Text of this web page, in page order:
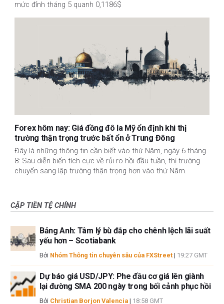
mức đỉnh tháng 5 quanh 0,1186$
Forex hôm nay: Giá đồng đô la Mỹ ổn định khi thị
trường thận trọng trước bất ổn ở Trung Đông
Đây là những thông tin cần biết vào thứ Năm, ngày 6 tháng
8: Sau diễn biến tích cực về rủi ro hồi đầu tuần, thị trường
chuyển sang lập trường thận trọng hơn vào thứ Năm.
CẶP TIỀN TỆ CHÍNH
Bảng Anh: Tâm lý bù đắp cho chênh lệch lãi suất
yếu hơn – Scotiabank
Bởi Nhóm Thông tin chuyên sâu của FXStreet | 19:27 GMT
Dự báo giá USD/JPY: Phe đầu cơ giá lên giành
lại đường SMA 200 ngày trong bối cảnh phục hồi
Bởi Christian Borjon Valencia | 18:58 GMT